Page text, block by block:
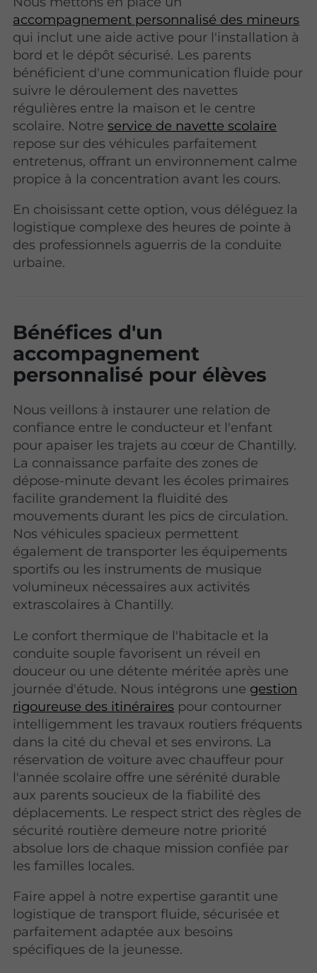
accompagnement personnalisé des mineurs
qui inclut une aide active pour l'installation à
bord et le dépôt sécurisé. Les parents
bénéficient d'une communication fluide pour
suivre le déroulement des navettes
régulières entre la maison et le centre
scolaire. Notreservice de navette scolaire
repose sur des véhicules parfaitement
entretenus, offrant un environnement calme
propice à la concentration avant les cours.
En choisissant cette option, vous déléguez la
logistique complexe des heures de pointe à
des professionnels aguerris de la conduite
urbaine.
Bénéfices d'un
accompagnement
personnalisé pour élèves
Nous veillons à instaurer une relation de
confiance entre le conducteur et l'enfant
pour apaiser les trajets au cœur de Chantilly.
La connaissance parfaite des zones de
dépose-minute devant les écoles primaires
facilite grandement la fluidité des
mouvements durant les pics de circulation.
Nos véhicules spacieux permettent
également de transporter les équipements
sportifs ou les instruments de musique
volumineux nécessaires aux activités
extrascolaires à Chantilly.
Le confort thermique de l'habitacle et la
conduite souple favorisent un réveil en
douceur ou une détente méritée après une
journée d'étude. Nous intégrons une gestion
rigoureuse des itinéraires pour contourner
intelligemment les travaux routiers fréquents
dans la cité du cheval et ses environs. La
réservation de voiture avec chauffeur pour
l'année scolaire offre une sérénité durable
aux parents soucieux de la fiabilité des
déplacements. Le respect strict des règles de
sécurité routière demeure notre priorité
absolue lors de chaque mission confiée par
les familles locales.
Faire appel à notre expertise garantit une
logistique de transport fluide, sécurisée et
parfaitement adaptée aux besoins
spécifiques de la jeunesse.